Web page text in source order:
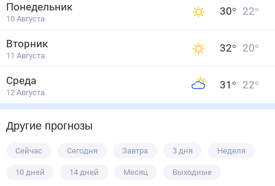
Понедельник
10 Августа
30° 22°
Вторник
11 Августа
32° 20°
Среда
12 Августа
31 ° 22°
Другие прогнозы
Сейчас Сегодня Завтра 3 дня Неделя
10 дней 14 дней Месяц Выходные